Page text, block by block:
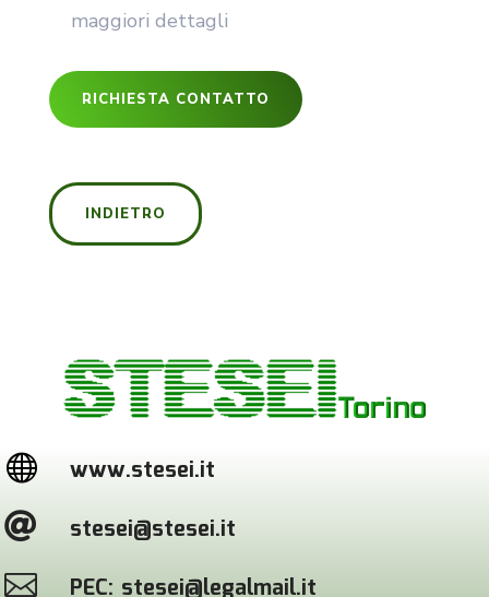
maggiori dettagli
RICHIESTA CONTATTO
INDIETRO
 www.stesei.it
 stesei@stesei.it
 PEC: stesei@legalmail.it